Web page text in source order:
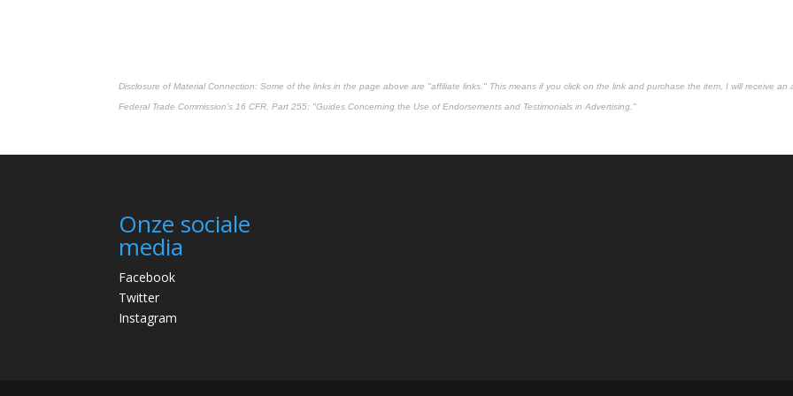
Disclosure of Material Connection: Some of the links in the page above are "affiliate links." This means if you click on the link and purchase the item, I will receive
Federal Trade Commission's 16 CFR, Part 255: "Guides Concerning the Use of Endorsements and Testimonials in Advertising."
Onze sociale
media
Facebook
Twitter
Instagram